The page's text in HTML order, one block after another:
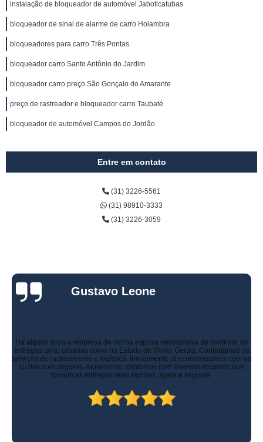
instalação de bloqueador de automóvel Jaboticatubas
bloqueador de sinal de alarme de carro Holambra
bloqueadores para carro Três Pontas
bloqueador carro Santo Antônio do Jardim
bloqueador carro preço São Gonçalo do Amarante
preço de rastreador e bloqueador carro Taubaté
bloqueador de automóvel Campos do Jordão
Entre em contato
(31) 3226-5561
(31) 98910-3333
(31) 3226-3059
Gustavo Leone
Há alguns anos a empresa de minha esposa necessitava de controlar as
entregas tanto urbanas como no Estado de Minas Gerais. Contratamos os
serviços de rastreamento e logística. Inicialmente já economizamos com os
custos com seguros. Atualmente, contamos com diversos recursos que
tornam as entregas mais rápidas, ágeis e seguras.